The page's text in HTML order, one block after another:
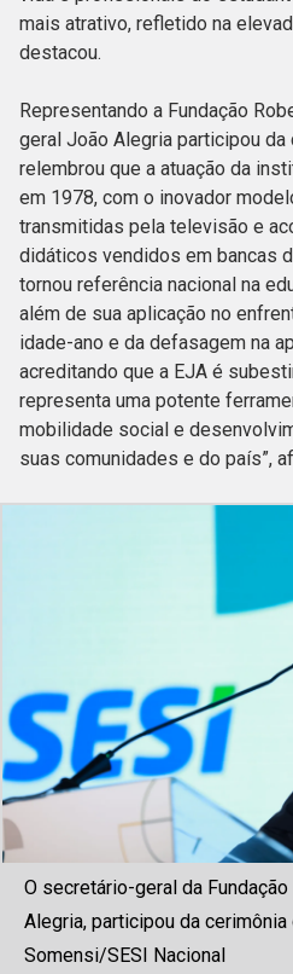
mais atrativo, refletido na
destacou.
Representando a Fundação
geral João Alegria participou da
relembrou que a atuação da
em 1978, com o inovador
transmitidas pela televisão e
didáticos vendidos em bancas
tornou referência nacional na
além de sua aplicação no
idade-ano e da defasagem na
acreditando que a EJA é
representa uma potente
mobilidade social e
suas comunidades e do país”,
O secretário-geral da
Alegria, participou da
Somensi/SESI Nacional